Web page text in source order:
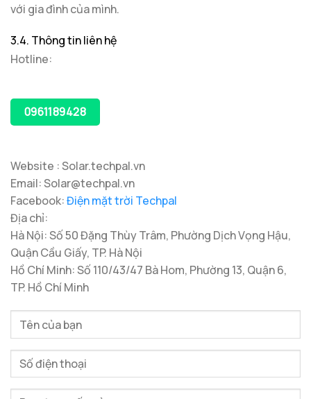
với gia đình của mình.
3.4. Thông tin liên hệ
Hotline:
0961189428
Website : Solar.techpal.vn
Email: Solar@techpal.vn
Facebook:Điện mặt trời Techpal
Địa chỉ:
Hà Nội: Số 50 Đặng Thùy Trâm, Phường Dịch Vọng Hậu,
Quận Cầu Giấy, TP. Hà Nội
Hồ Chí Minh: Số 110/43/47 Bà Hom, Phường 13, Quận 6,
TP. Hồ Chí Minh